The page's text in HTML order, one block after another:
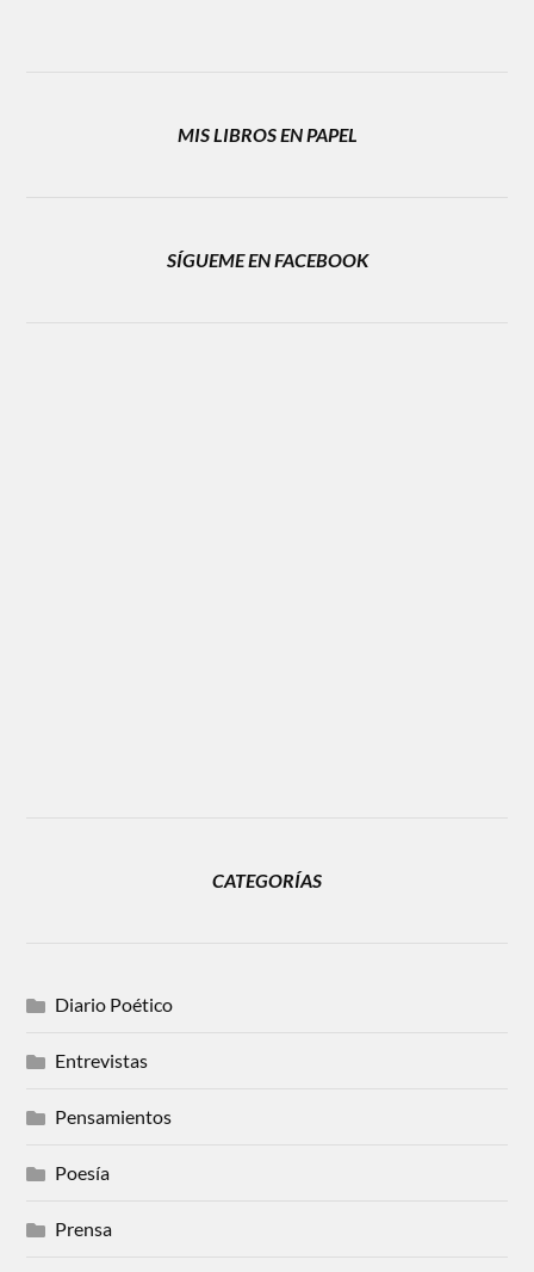
MIS LIBROS EN PAPEL
SÍGUEME EN FACEBOOK
CATEGORÍAS
Diario Poético
Entrevistas
Pensamientos
Poesía
Prensa